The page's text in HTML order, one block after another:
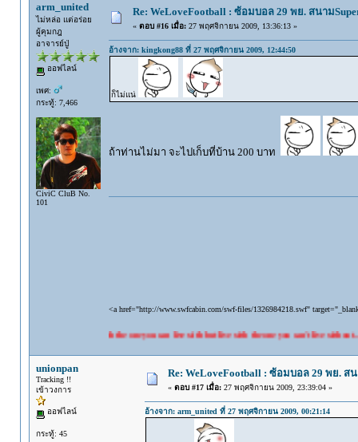
arm_united
ไม่หล่อ แต่อร่อย
ผู้คุมกฎ
อาจารย์ปู่
ออฟไลน์
เพศ:
กระทู้: 7,466
CiviC CluB No.
101
Re: WeLoveFootball : ซ้อมบอล 29 พย. สนาม
« ตอบ #16 เมื่อ:27 พฤศจิกายน 2009, 13:36:13 »
อ้างจาก: kingkong88 ที่ 27 พฤศจิกายน 2009, 12:44:50
ก็ไม่แน่
ถ้าท่านไม่มา จะไปเก็บที่บ้าน 200 บาท
<a href="http://www.swfcabin.com/swf-files/1326984218.swf"
"Don't live with the one you can live with but live with the one you can't live without...."
unionpan
Tracking !!
เข้าวงการ
ออฟไลน์
กระทู้: 45
Re: WeLoveFootball : ซ้อมบอล 29 พย. ส
« ตอบ #17 เมื่อ:27 พฤศจิกายน 2009, 23:39:04 »
อ้างจาก: arm_united ที่ 27 พฤศจิกายน 2009, 00:21:14